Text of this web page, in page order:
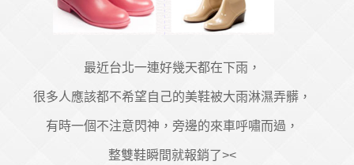
最近台北一連好幾天都在下雨，
很多人應該都不希望自己的美鞋被大雨淋濕弄髒，
有時一個不注意閃神，旁邊的來車呼嘯而過，
整雙鞋瞬間就報銷了><